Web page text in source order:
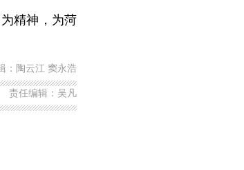
精神，为菏
：陶云江 窦永浩
责任编辑：吴凡